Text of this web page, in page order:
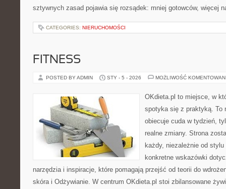
sztywnych zasad pojawia się rozsądek: mniej gotowców, więcej
CATEGORIES: NIERUCHOMOŚCI
FITNESS
POSTED BY ADMIN STY - 5 - 2026 MOŻLIWOŚĆ
OKdieta.pl to miejsce, w
spotyka się z praktyką. To
obiecuje cuda w tydzień,
realne zmiany. Strona
każdy, niezależnie od
konkretne wskazówki
narzędzia i inspiracje, które pomagają przejść od teorii do
skóra i Odżywianie. W centrum OKdieta.pl stoi zbilansowane